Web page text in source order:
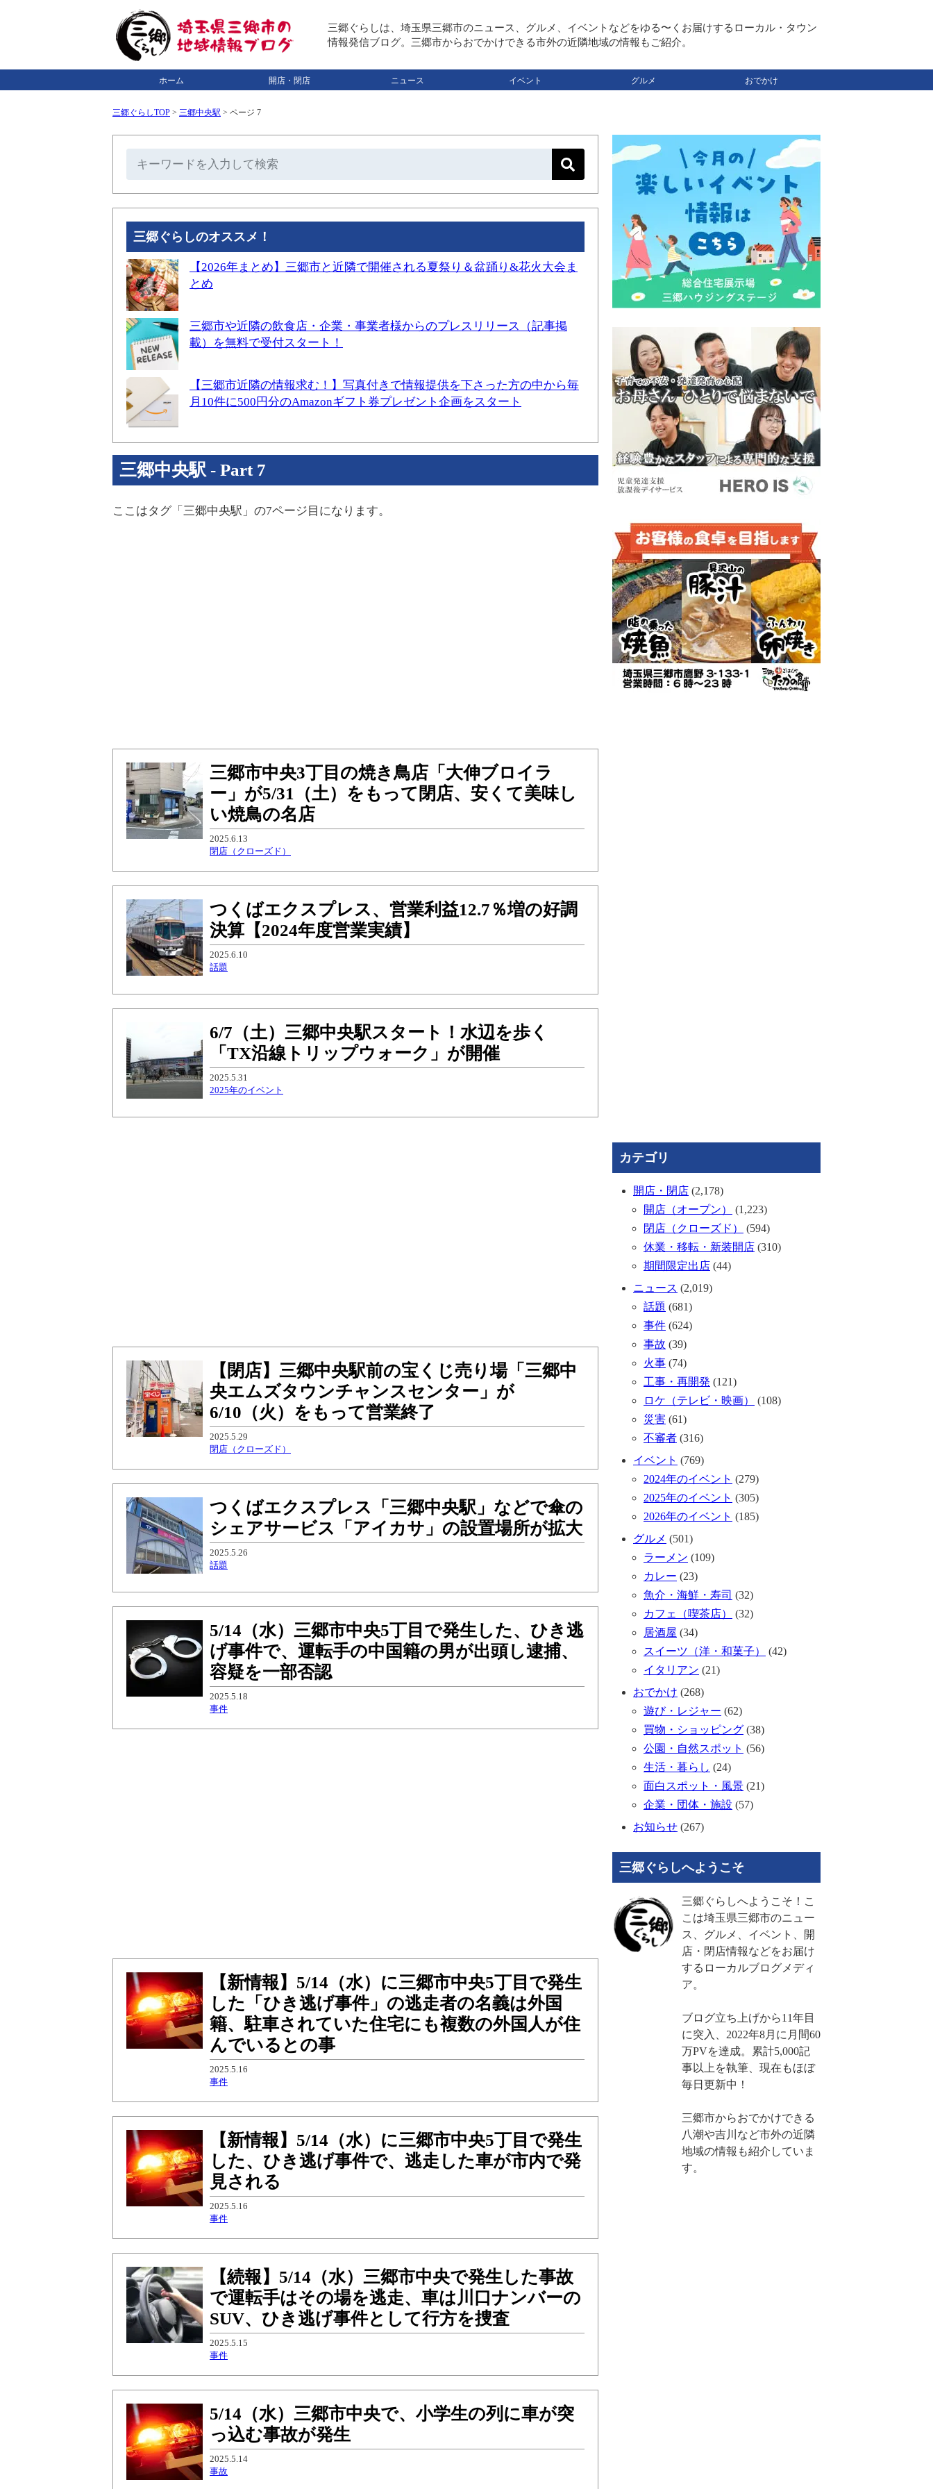
三郷ぐらしは、埼玉県三郷市のニュース、グルメ、イベントなどをゆる〜くお届けするローカル・タウン
情報発信ブログ。三郷市からおでかけできる市外の近隣地域の情報もご紹介。
ホーム 開店・閉店 ニュース イベント グルメ おでかけ
三郷ぐらしTOP > 三郷中央駅 > ページ 7
三郷ぐらしのオススメ！
【2026年まとめ】三郷市と近隣で開催される夏祭り＆盆踊り&花火大会ま
とめ
三郷市や近隣の飲食店・企業・事業者様からのプレスリリース（記事掲
載）を無料で受付スタート！
【三郷市近隣の情報求む！】写真付きで情報提供を下さった方の中から毎
月10件に500円分のAmazonギフト券プレゼント企画をスタート
三郷中央駅 - Part 7
ここはタグ「三郷中央駅」の7ページ目になります。
三郷市中央3丁目の焼き鳥店「大伸ブロイラ
ー」が5/31（土）をもって閉店、安くて美味し
い焼鳥の名店
2025.6.13
閉店（クローズド）
つくばエクスプレス、営業利益12.7％増の好調
決算【2024年度営業実績】
2025.6.10
話題
6/7（土）三郷中央駅スタート！水辺を歩く
「TX沿線トリップウォーク」が開催
2025.5.31
2025年のイベント
【閉店】三郷中央駅前の宝くじ売り場「三郷中
央エムズタウンチャンスセンター」が
6/10（火）をもって営業終了
2025.5.29
閉店（クローズド）
つくばエクスプレス「三郷中央駅」などで傘の
シェアサービス「アイカサ」の設置場所が拡大
2025.5.26
話題
5/14（水）三郷市中央5丁目で発生した、ひき逃
げ事件で、運転手の中国籍の男が出頭し逮捕、
容疑を一部否認
2025.5.18
事件
【新情報】5/14（水）に三郷市中央5丁目で発生
した「ひき逃げ事件」の逃走者の名義は外国
籍、駐車されていた住宅にも複数の外国人が住
んでいるとの事
2025.5.16
事件
【新情報】5/14（水）に三郷市中央5丁目で発生
した、ひき逃げ事件で、逃走した車が市内で発
見される
2025.5.16
事件
【続報】5/14（水）三郷市中央で発生した事故
で運転手はその場を逃走、車は川口ナンバーの
SUV、ひき逃げ事件として行方を捜査
2025.5.15
事件
5/14（水）三郷市中央で、小学生の列に車が突
っ込む事故が発生
2025.5.14
事故
カテゴリ
開店・閉店 (2,178)
開店（オープン）
(1,223)
閉店（クローズド）
(594)
休業・移転・新装開店 (310)
期間限定出店 (44)
ニュース (2,019)
話題 (681)
事件 (624)
事故 (39)
火事 (74)
工事・再開発 (121)
ロケ（テレビ・映画）
(108)
災害 (61)
不審者 (316)
イベント (769)
2024年のイベント (279)
2025年のイベント (305)
2026年のイベント (185)
グルメ (501)
ラーメン (109)
カレー (23)
魚介・海鮮・寿司 (32)
カフェ（喫茶店）
(32)
居酒屋 (34)
スイーツ（洋・和菓子）
(42)
イタリアン (21)
おでかけ (268)
遊び・レジャー (62)
買物・ショッピング (38)
公園・自然スポット (56)
生活・暮らし (24)
面白スポット・風景 (21)
企業・団体・施設 (57)
お知らせ (267)
三郷ぐらしへようこそ
三郷ぐらしへようこそ！こ
こは埼玉県三郷市のニュー
ス、グルメ、イベント、開
店・閉店情報などをお届け
するローカルブログメディ
ア。
ブログ立ち上げから11年目
に突入、2022年8月に月間60
万PVを達成。累計5,000記
事以上を執筆、現在もほぼ
毎日更新中！
三郷市からおでかけできる
八潮や吉川など市外の近隣
地域の情報も紹介していま
す。